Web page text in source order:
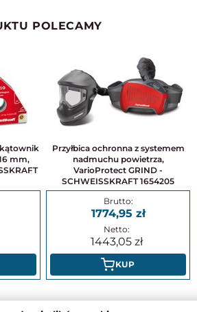
POLECAMY
mm,
Przyłbica ochronna z systemem
nadmuchu powietrza,
VarioProtect GRIND -
SCHWEISSKRAFT 1654205
1774,95
1443,05
KUP